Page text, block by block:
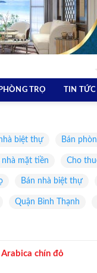
PHÒNG TRỌ TIN TỨC
biệt thự Bán
mặt tiền Cho
Bán nhà biệt thự
Quận Bình Thạnh
chín đỏ